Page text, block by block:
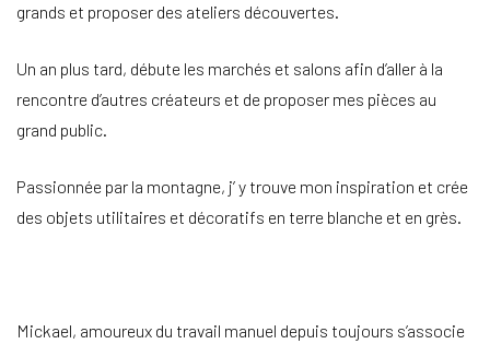
grands et proposer des ateliers découvertes.
Un an plus tard, débute les marchés et salons afin d’aller à la
rencontre d’autres créateurs et de proposer mes pièces au
grand public.
Passionnée par la montagne, j’ y trouve mon inspiration et crée
des objets utilitaires et décoratifs en terre blanche et en grès.
Mickael, amoureux du travail manuel depuis toujours s’associe